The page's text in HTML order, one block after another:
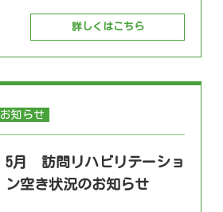
詳しくはこちら
お知らせ
5月 訪問リハビリテーショ
ン空き状況のお知らせ